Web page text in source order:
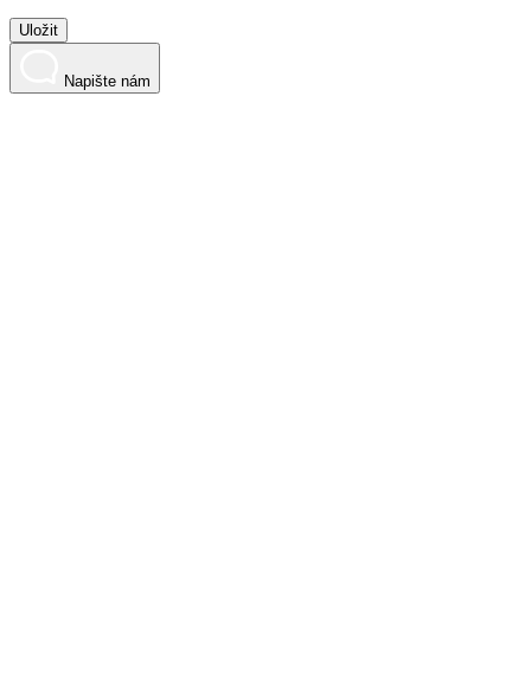
Uložit
Napište nám